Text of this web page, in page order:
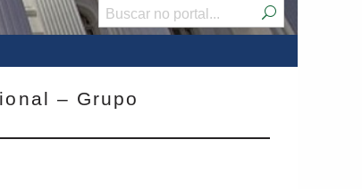
– Grupo